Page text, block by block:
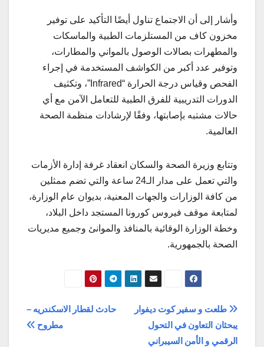
وأشار إلى أن الاجتماع تناول أيضًا التأكيد على توفير
مخزون كاف من المستلزمات الطبية والماسكات
والمطهرات بصالات الوصول بالمواني والمطارات،
وتوفير عدد أكبر من الكواشف المستخدمة في إجراء
الفحص وقياس درجة الحرارة “Infrared”، وتكثيف
الدورات التدريبية للفرق الطبية للتعامل الآمن مع أي
حالات مشتبه بإصابتها، وفقًا لإرشادات منظمة الصحة
العالمية.
وتتابع وزيرة الصحة والسكان انعقاد غرفة إدارة الأزمات
والتي تعمل على مدار الـ24 ساعة والتي تضم ممثلين
من كافة الوزارات والجهات المعنية، بديوان عام الوزارة،
لمتابعة موقف فيروس كورونا المستجد داخل البلاد،
وخطة الوزارة الوقائية بالمنافذ والموانئ وجميع مديريات
الصحة بالجمهورية.
تصفّح
المقالات
حادث لقطار الاسكندريه –
مطروح
طلعت و سفير كوت ديفوار
يبحثان التعاون في التحول
الرقمي و الأمن السيبراني